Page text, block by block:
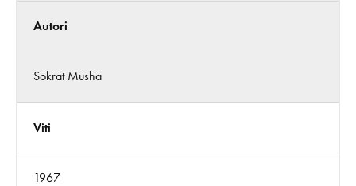
Autori
Sokrat Musha
Viti
1967